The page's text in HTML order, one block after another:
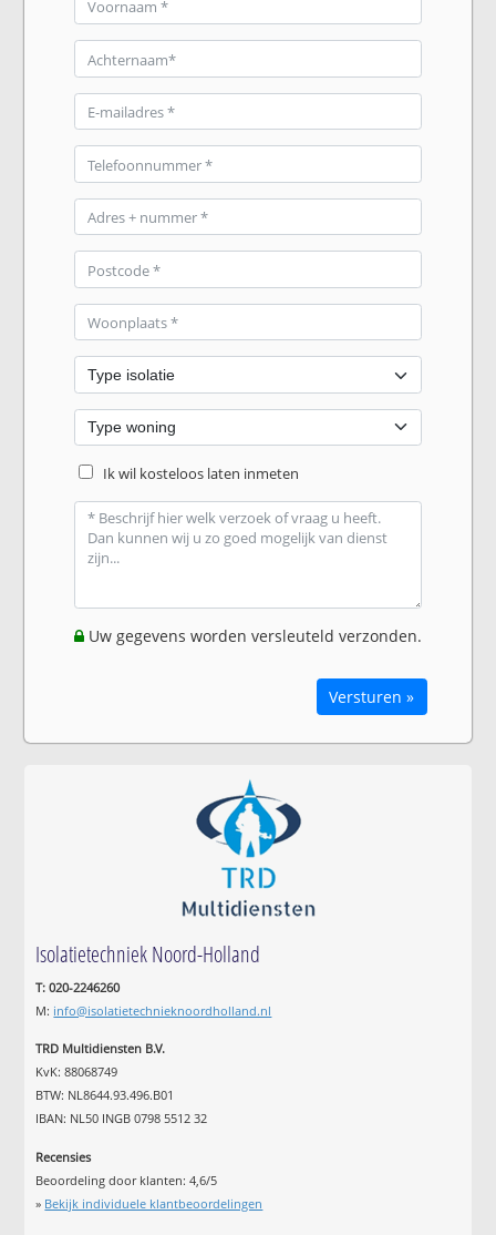
Ik wil kosteloos laten inmeten
Uw gegevens worden versleuteld verzonden.
Versturen »
Isolatietechniek Noord-Holland
T: 020-2246260
M: info@isolatietechnieknoordholland.nl
TRD Multidiensten B.V.
KvK: 88068749
BTW: NL8644.93.496.B01
IBAN: NL50 INGB 0798 5512 32
Recensies
Beoordeling door klanten:4,6/5
» Bekijk individuele klantbeoordelingen